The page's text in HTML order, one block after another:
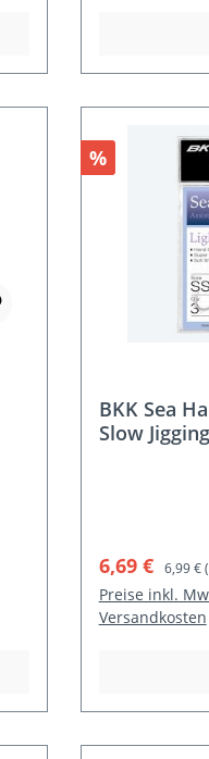
Rabatt
%
BKK Sea
Slow
6,69 € 6,99 €
Preise inkl.
Versandkosten